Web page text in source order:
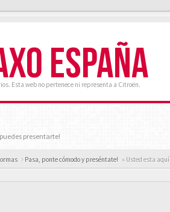
ESPAÑA
Esta web no pertenece ni representa a Citroën.
presentarte!
Pasa, ponte cómodo y preséntate! « Usted esta aquí